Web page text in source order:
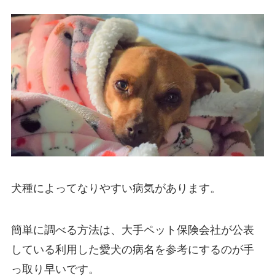
犬種によってなりやすい病気があります。
簡単に調べる方法は、大手ペット保険会社が公表
している利用した愛犬の病名を参考にするのが手
っ取り早いです。